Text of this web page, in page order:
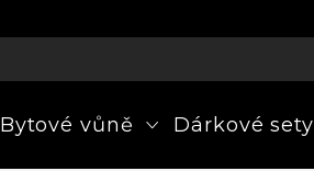
Bytové vůně Dárkové sety